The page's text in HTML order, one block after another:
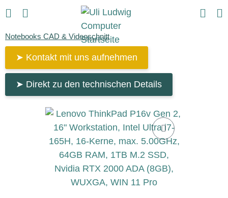
Notebooks CAD & Videoschnitt
➤ Kontakt mit uns aufnehmen
➤ Direkt zu den technischen Details